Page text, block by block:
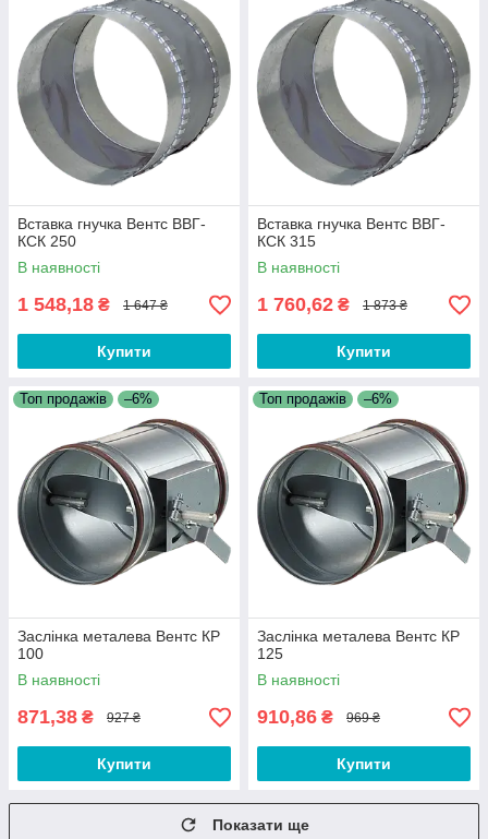
Вставка гнучка Вентс ВВГ-
КСК 250
В наявності
1 548,18 ₴ 1 647 ₴
Купити
Вставка гнучка Вентс ВВГ-
КСК 315
В наявності
1 760,62 ₴ 1 873 ₴
Купити
Топ продажів –6%
Заслінка металева Вентс КР
100
В наявності
871,38 ₴ 927 ₴
Купити
Топ продажів –6%
Заслінка металева Вентс КР
125
В наявності
910,86 ₴ 969 ₴
Купити
Показати ще